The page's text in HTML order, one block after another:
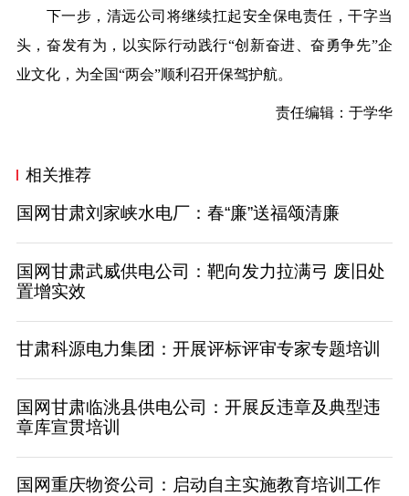
下一步，清远公司将继续扛起安全保电责任，干字当
头，奋发有为，以实际行动践行“创新奋进、奋勇争先”企
业文化，为全国“两会”顺利召开保驾护航。
责任编辑：于学华
相关推荐
国网甘肃刘家峡水电厂：春“廉”送福颂清廉
国网甘肃武威供电公司：靶向发力拉满弓 废旧处
置增实效
甘肃科源电力集团：开展评标评审专家专题培训
国网甘肃临洮县供电公司：开展反违章及典型违
章库宣贯培训
国网重庆物资公司：启动自主实施教育培训工作